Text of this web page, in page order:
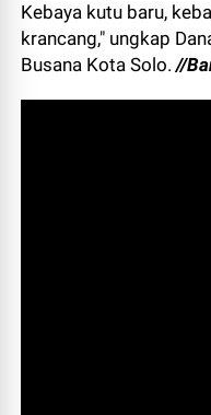
Kebaya kutu baru,
krancang," ungkap
Busana Kota Solo.//